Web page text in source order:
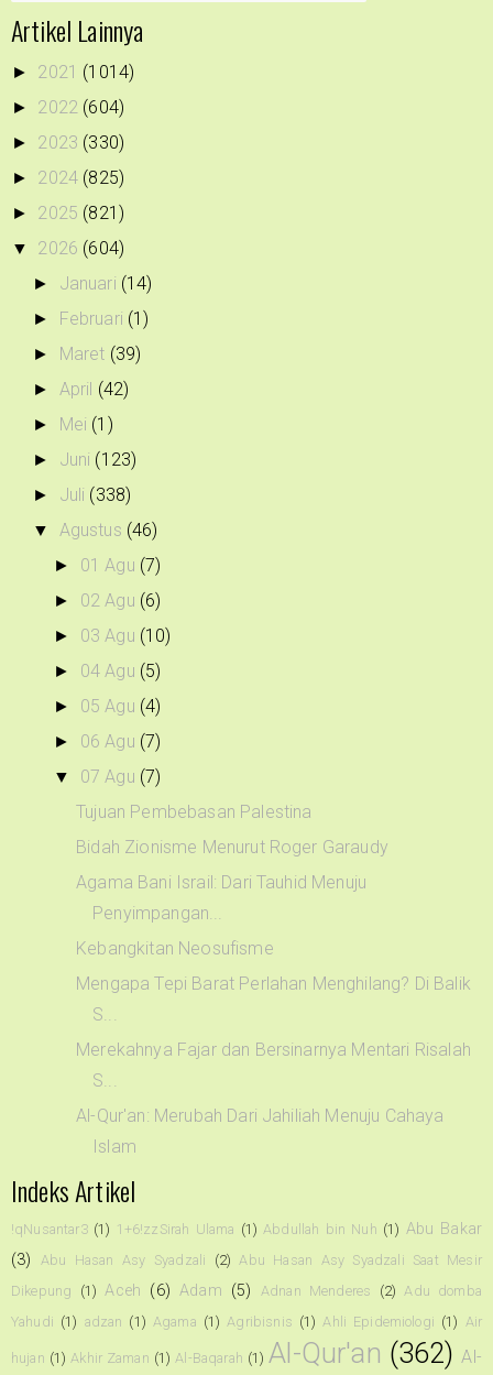
Artikel Lainnya
► 2021 (1014)
► 2022 (604)
► 2023 (330)
► 2024 (825)
► 2025 (821)
▼ 2026 (604)
► Januari (14)
► Februari (1)
► Maret (39)
► April (42)
► Mei (1)
► Juni (123)
► Juli (338)
▼ Agustus (46)
► 01 Agu (7)
► 02 Agu (6)
► 03 Agu (10)
► 04 Agu (5)
► 05 Agu (4)
► 06 Agu (7)
▼ 07 Agu (7)
Tujuan Pembebasan Palestina
Bidah Zionisme Menurut Roger Garaudy
Agama Bani Israil: Dari Tauhid Menuju
Penyimpangan...
Kebangkitan Neosufisme
Mengapa Tepi Barat Perlahan Menghilang? Di Balik
S...
Merekahnya Fajar dan Bersinarnya Mentari Risalah
S...
Al-Qur'an: Merubah Dari Jahiliah Menuju Cahaya
Islam
Indeks Artikel
!qNusantar3 (1) 1+6!zzSirah Ulama (1) Abdullah bin Nuh (1) Abu Bakar
(3)
Abu Hasan Asy Syadzali (2) Abu Hasan Asy Syadzali Saat Mesir
Dikepung
(1) Aceh (6) Adam (5) Adnan Menderes (2) Adu domba
Yahudi (1) adzan (1) Agama (1) Agribisnis (1) Ahli Epidemiologi (1) Air
hujan (1) Akhir Zaman (1) Al-Baqarah (1) Al-Qur'an (362) Al-